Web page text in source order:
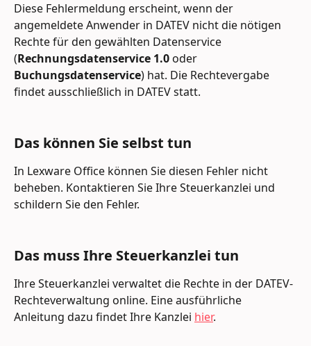
Diese Fehlermeldung erscheint, wenn der
angemeldete Anwender in DATEV nicht die nötigen
Rechte für den gewählten Datenservice
(Rechnungsdatenservice 1.0 oder
Buchungsdatenservice) hat. Die Rechtevergabe
findet ausschließlich in DATEV statt.
Das können Sie selbst tun
In Lexware Office können Sie diesen Fehler nicht
beheben. Kontaktieren Sie Ihre Steuerkanzlei und
schildern Sie den Fehler.
Das muss Ihre Steuerkanzlei tun
Ihre Steuerkanzlei verwaltet die Rechte in der DATEV-
Rechteverwaltung online. Eine ausführliche
Anleitung dazu findet Ihre Kanzlei hier.